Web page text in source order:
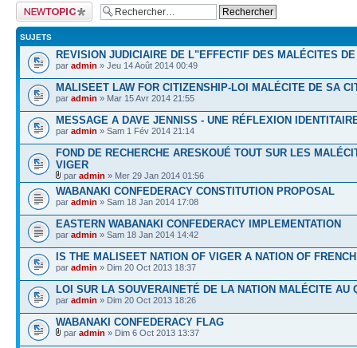
Publier un nouveau
sujet
SUJETS
REVISION JUDICIAIRE DE L"EFFECTIF DES MALÉCITES
par admin » Jeu 14 Août 2014 00:49
MALISEET LAW FOR CITIZENSHIP-LOI MALÉCITE DE SA
par admin » Mar 15 Avr 2014 21:55
MESSAGE A DAVE JENNISS - UNE RÉFLEXION
par admin » Sam 1 Fév 2014 21:14
FOND DE RECHERCHE ARESKOUÉ TOUT SUR LES
VIGER
par admin » Mer 29 Jan 2014 01:56
WABANAKI CONFEDERACY CONSTITUTION PROPOSAL
par admin » Sam 18 Jan 2014 17:08
EASTERN WABANAKI CONFEDERACY IMPLEMENTATION
par admin » Sam 18 Jan 2014 14:42
IS THE MALISEET NATION OF VIGER A NATION OF
par admin » Dim 20 Oct 2013 18:37
LOI SUR LA SOUVERAINETÉ DE LA NATION MALÉCITE AU
par admin » Dim 20 Oct 2013 18:26
WABANAKI CONFEDERACY FLAG
par admin » Dim 6 Oct 2013 13:37